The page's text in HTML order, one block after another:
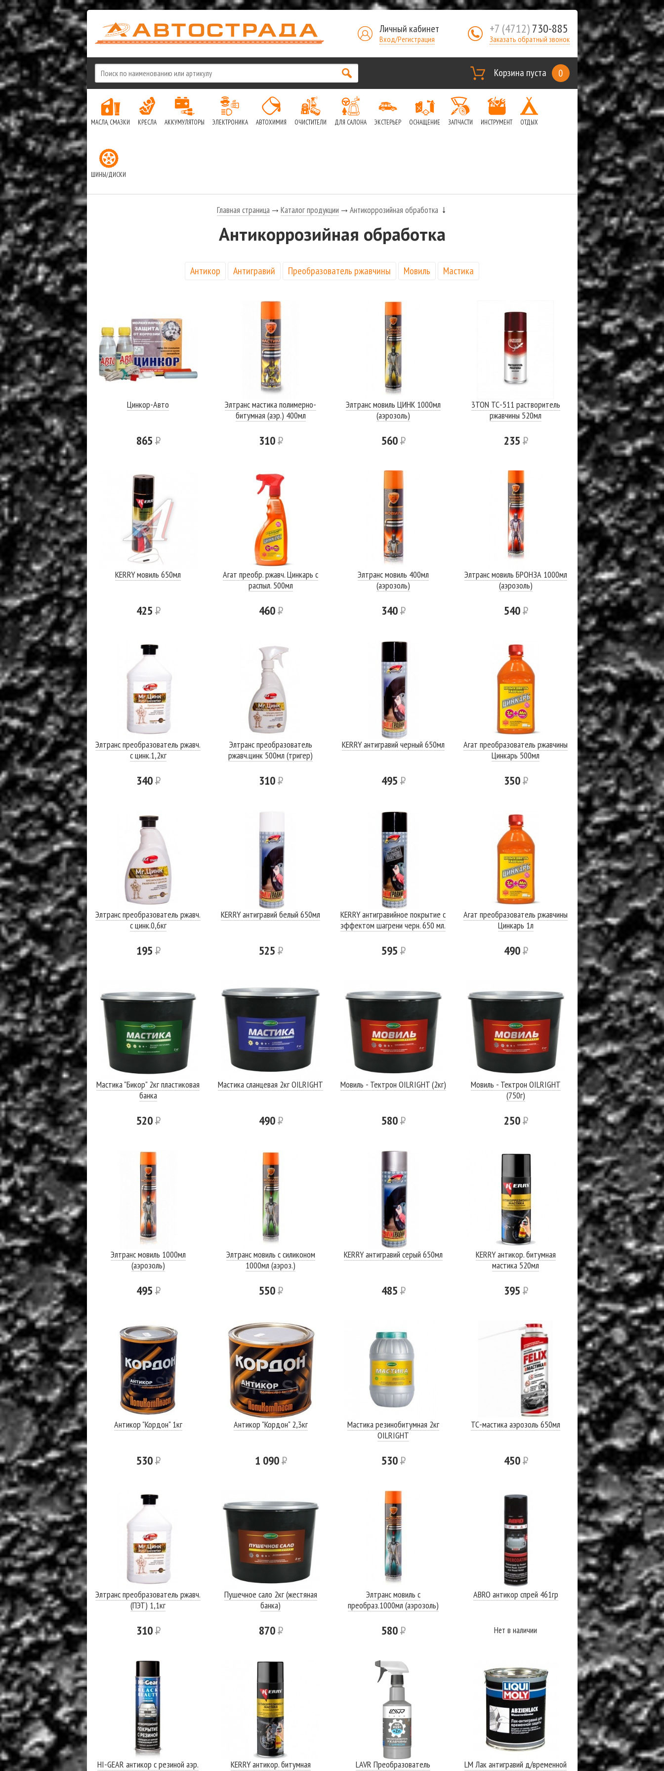
Личный кабинет
Вход/Регистрация
+7 (4712)730-885
Заказать обратный звонок
Корзина пуста 0
МАСЛА, СМАЗКИ КРЕСЛА АККУМУЛЯТОРЫ ЭЛЕКТРОНИКА АВТОХИМИЯ ОЧИСТИТЕЛИ ДЛЯ САЛОНА ЭКСТЕРЬЕР ОСНАЩЕНИЕ ЗАПЧАСТИ ИНСТРУМЕНТ ОТДЫХ
ШИНЫ/ДИСКИ
Главная страница Каталог продукции Антикоррозийная обработка
Антикоррозийная обработка
Антикор Антигравий Преобразователь ржавчины Мовиль Мастика
Цинкор-Авто
865Р
Элтранс мастика полимерно-
битумная (аэр.) 400мл
310Р
Элтранс мовиль ЦИНК 1000мл
(аэрозоль)
560Р
3TON ТС-511 растворитель
ржавчины 520мл
235Р
KERRY мовиль 650мл
425Р
Агат преобр. ржавч. Цинкарь с
распыл. 500мл
460Р
Элтранс мовиль 400мл
(аэрозоль)
340Р
Элтранс мовиль БРОНЗА 1000мл
(аэрозоль)
540Р
Элтранс преобразователь ржавч.
с цинк.1,2кг
340Р
Элтранс преобразователь
ржавч.цинк 500мл (тригер)
310Р
KERRY антигравий черный 650мл
495Р
Агат преобразователь ржавчины
Цинкарь 500мл
350Р
Элтранс преобразователь ржавч.
с цинк.0,6кг
195Р
KERRY антигравий белый 650мл
525Р
KERRY антигравийное покрытие с
эффектом шагрени черн. 650 мл.
595Р
Агат преобразователь ржавчины
Цинкарь 1л
490Р
Мастика "Бикор" 2кг пластиковая
банка
520Р
Мастика сланцевая 2кг OILRIGHТ
490Р
Мовиль - Тектрон OILRIGHT (2кг)
580Р
Мовиль - Тектрон OILRIGHT
(750г)
250Р
Элтранс мовиль 1000мл
(аэрозоль)
495Р
Элтранс мовиль с силиконом
1000мл (аэроз.)
550Р
KERRY антигравий серый 650мл
485Р
KERRY антикор. битумная
мастика 520мл
395Р
Антикор "Кордон" 1кг
530Р
Антикор "Кордон" 2,3кг
1 090Р
Мастика резинобитумная 2кг
OILRIGHT
530Р
ТС-мастика аэрозоль 650мл
450Р
Элтранс преобразователь ржавч.
(ПЭТ) 1,1кг
310Р
Пушечное сало 2кг (жестяная
банка)
870Р
Элтранс мовиль с
преобраз.1000мл (аэрозоль)
580Р
ABRO антикор спрей 461гр
Нет в наличии
HI-GEAR антикор с резиной аэр.
KERRY антикор. битумная
LAVR Преобразователь
LM Лак антигравий д/временной